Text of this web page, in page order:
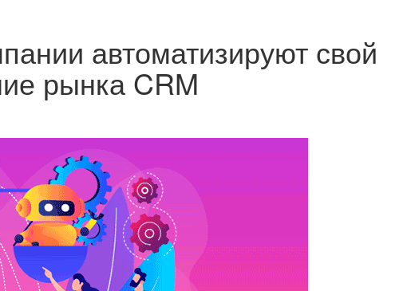
автоматизируют свой
рынка CRM